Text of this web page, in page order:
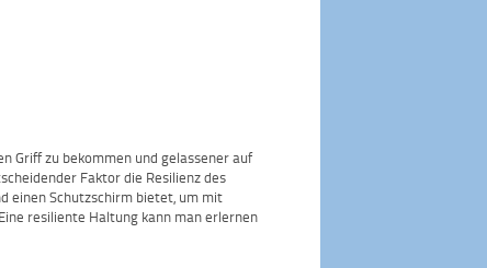
Griff zu bekommen und gelassener auf
Faktor die Resilienz des
einen Schutzschirm bietet, um mit
resiliente Haltung kann man erlernen